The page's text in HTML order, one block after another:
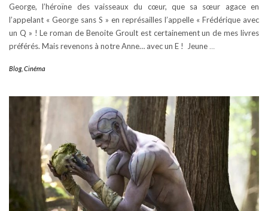
George, l’héroïne des vaisseaux du cœur, que sa sœur agace en
l’appelant « George sans S » en représailles l’appelle « Frédérique avec
un Q » ! Le roman de Benoite Groult est certainement un de mes livres
préférés. Mais revenons à notre Anne… avec un E ! Jeune…
Blog, Cinéma